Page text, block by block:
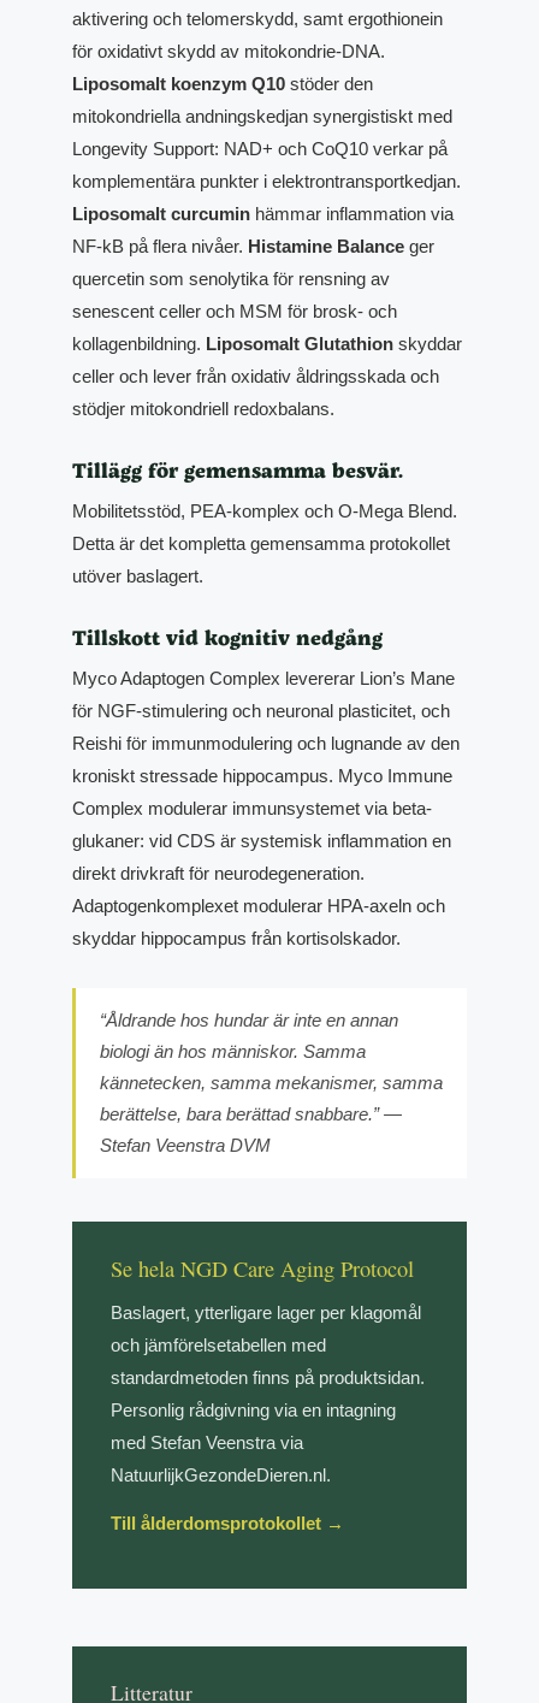
aktivering och telomerskydd, samt ergothionein
för oxidativt skydd av mitokondrie-DNA.
Liposomalt koenzym Q10 stöder den
mitokondriella andningskedjan synergistiskt med
Longevity Support: NAD+ och CoQ10 verkar på
komplementära punkter i elektrontransportkedjan.
Liposomalt curcumin hämmar inflammation via
NF-kB på flera nivåer. Histamine Balance ger
quercetin som senolytika för rensning av
senescent celler och MSM för brosk- och
kollagenbildning. Liposomalt Glutathion skyddar
celler och lever från oxidativ åldringsskada och
stödjer mitokondriell redoxbalans.
Tillägg för gemensamma besvär.
Mobilitetsstöd, PEA-komplex och O-Mega Blend.
Detta är det kompletta gemensamma protokollet
utöver baslagert.
Tillskott vid kognitiv nedgång
Myco Adaptogen Complex levererar Lion’s Mane
för NGF-stimulering och neuronal plasticitet, och
Reishi för immunmodulering och lugnande av den
kroniskt stressade hippocampus. Myco Immune
Complex modulerar immunsystemet via beta-
glukaner: vid CDS är systemisk inflammation en
direkt drivkraft för neurodegeneration.
Adaptogenkomplexet modulerar HPA-axeln och
skyddar hippocampus från kortisolskador.
“Åldrande hos hundar är inte en annan
biologi än hos människor. Samma
kännetecken, samma mekanismer, samma
berättelse, bara berättad snabbare.” —
Stefan Veenstra DVM
Se hela NGD Care Aging Protocol
Baslagert, ytterligare lager per klagomål
och jämförelsetabellen med
standardmetoden finns på produktsidan.
Personlig rådgivning via en intagning
med Stefan Veenstra via
NatuurlijkGezondeDieren.nl.
Till ålderdomsprotokollet →
Litteratur